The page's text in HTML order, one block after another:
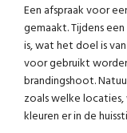
Een afspraak voor
gemaakt. Tijdens
is, wat het doel is
voor gebruikt
brandingshoot.
zoals welke
kleuren er in de